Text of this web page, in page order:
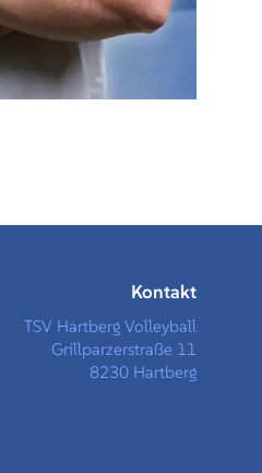
Kontakt
TSV Hartberg Volleyball
Grillparzerstraße 11
8230 Hartberg